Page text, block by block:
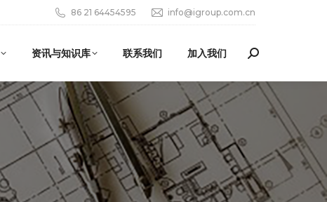
86 21 64454595 info@igroup.com.cn
资讯与知识库 联系我们 加入我们 Search: